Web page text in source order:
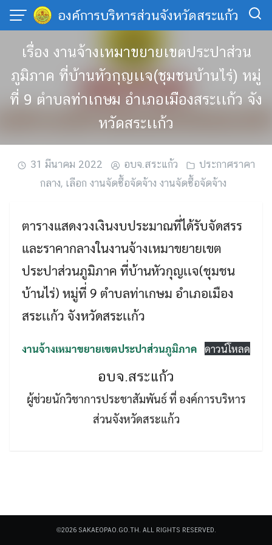
Skip
content
องค์การบริหารส่วนจังหวัดสระแก้ว
Search
เรื่อง งานจ้างเหมาขยายเขตประปาส่วน
ภูมิภาค ที่บ้านหัวกุญเเจ(ชุมชนบ้านไร่) หมู่
ที่ 9 ตำบลท่าเกษม อำเภอเมืองสระเเก้ว จัง
หวัดสระเเก้ว
31 มีนาคม 2022 อบจ.สระแก้ว
ประกาศราคา
กลาง, เลือก งานจัดซื้อจัดจ้าง งานจัดซื้อจัดจ้าง
ตารางแสดงวงเงินงบประมาณที่ได้รับจัดสรร
และราคากลางในงานจ้างเหมาขยายเขต
ประปาส่วนภูมิภาค ที่บ้านหัวกุญเเจ(ชุมชน
บ้านไร่) หมู่ที่ 9 ตำบลท่าเกษม อำเภอเมือง
สระเเก้ว จังหวัดสระเเก้ว
งานจ้างเหมาขยายเขตประปาส่วนภูมิภาค ดาวน์โหลด
อบจ.สระแก้ว
ผู้ช่วยนักวิชาการประชาสัมพันธ์ ที่ องค์การบริหาร
ส่วนจังหวัดสระแก้ว
©2026 SAKAEOPAO.GO.TH. ALL RIGHTS RESERVED.